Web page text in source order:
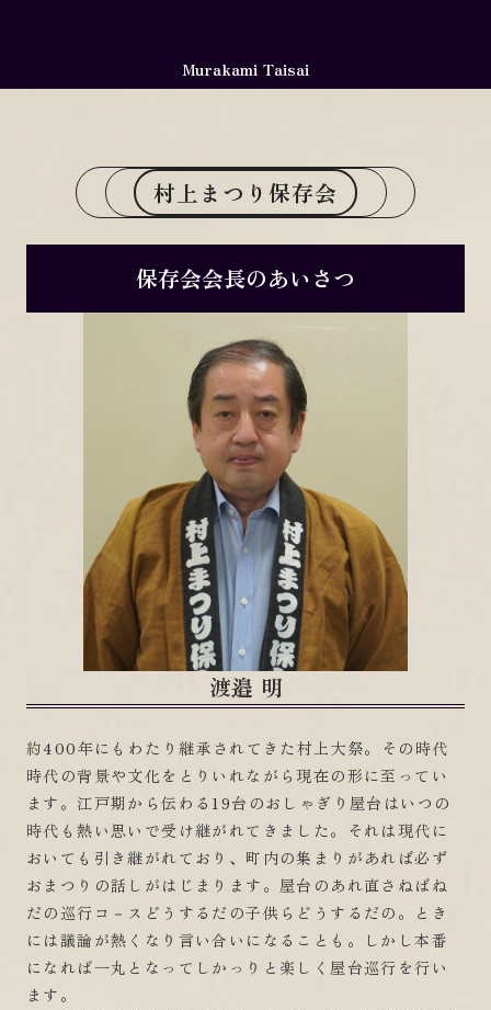
Murakami Taisai
村上まつり保存会
保存会会長のあいさつ
約400年にもわたり継承されてきた村上大祭。その時代
時代の背景や文化をとりいれながら現在の形に至ってい
ます。江戸期から伝わる19台のおしゃぎり屋台はいつの
時代も熱い思いで受け継がれてきました。それは現代に
おいても引き継がれており、町内の集まりがあれば必ず
おまつりの話しがはじまります。屋台のあれ直さねばね
だの巡行コ－スどうするだの子供らどうするだの。とき
には議論が熱くなり言い合いになることも。しかし本番
になれば一丸となってしかっりと楽しく屋台巡行を行い
ます。
渡邉 明